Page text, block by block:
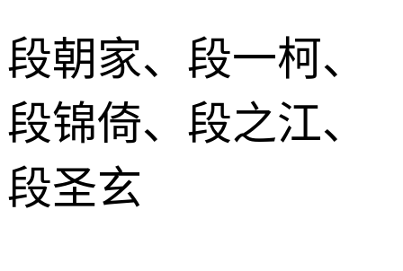
段朝家、段一柯、
段锦倚、段之江、
段圣玄